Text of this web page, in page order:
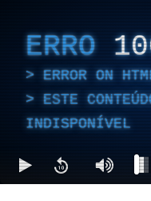
ERRO
ERROR ON
ESTE
INDISPONÍVEL